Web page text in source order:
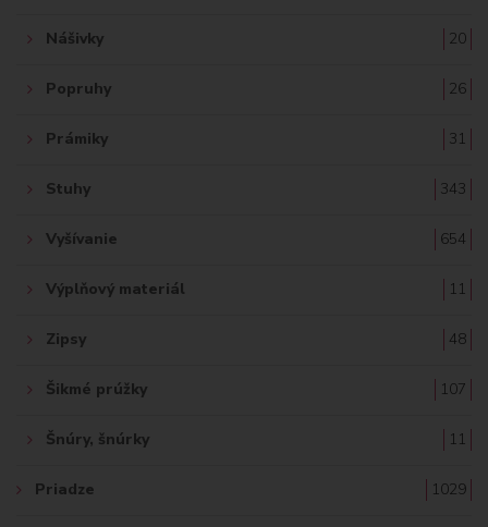
Nášivky 20
Popruhy 26
Prámiky 31
Stuhy 343
Vyšívanie 654
Výplňový materiál 11
Zipsy 48
Šikmé prúžky 107
Šnúry, šnúrky 11
Priadze 1029